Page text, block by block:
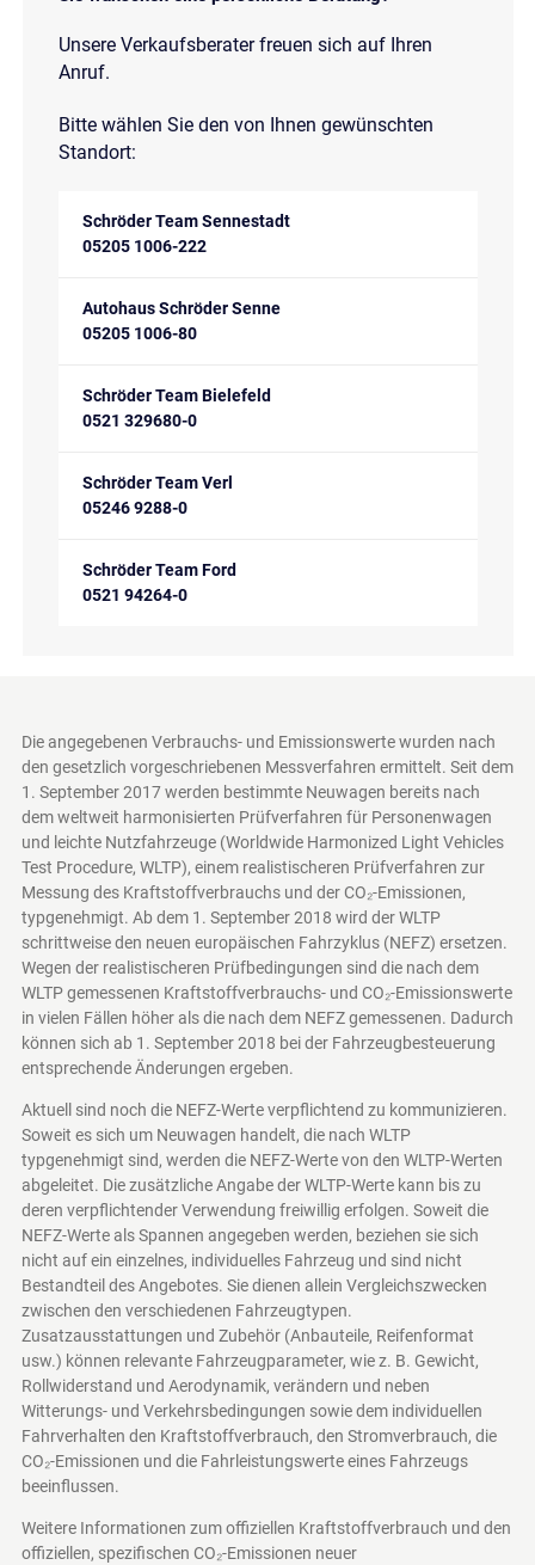
Unsere Verkaufsberater freuen sich auf Ihren
Anruf.
Bitte wählen Sie den von Ihnen gewünschten
Standort:
Schröder Team Sennestadt
05205 1006-222
Autohaus Schröder Senne
05205 1006-80
Schröder Team Bielefeld
0521 329680-0
Schröder Team Verl
05246 9288-0
Schröder Team Ford
0521 94264-0
Die angegebenen Verbrauchs- und Emissionswerte wurden nach
den gesetzlich vorgeschriebenen Messverfahren ermittelt. Seit dem
1. September 2017 werden bestimmte Neuwagen bereits nach
dem weltweit harmonisierten Prüfverfahren für Personenwagen
und leichte Nutzfahrzeuge (Worldwide Harmonized Light Vehicles
Test Procedure, WLTP), einem realistischeren Prüfverfahren zur
Messung des Kraftstoffverbrauchs und der CO₂-Emissionen,
typgenehmigt. Ab dem 1. September 2018 wird der WLTP
schrittweise den neuen europäischen Fahrzyklus (NEFZ) ersetzen.
Wegen der realistischeren Prüfbedingungen sind die nach dem
WLTP gemessenen Kraftstoffverbrauchs- und CO₂-Emissionswerte
in vielen Fällen höher als die nach dem NEFZ gemessenen. Dadurch
können sich ab 1. September 2018 bei der Fahrzeugbesteuerung
entsprechende Änderungen ergeben.
Aktuell sind noch die NEFZ-Werte verpflichtend zu kommunizieren.
Soweit es sich um Neuwagen handelt, die nach WLTP
typgenehmigt sind, werden die NEFZ-Werte von den WLTP-Werten
abgeleitet. Die zusätzliche Angabe der WLTP-Werte kann bis zu
deren verpflichtender Verwendung freiwillig erfolgen. Soweit die
NEFZ-Werte als Spannen angegeben werden, beziehen sie sich
nicht auf ein einzelnes, individuelles Fahrzeug und sind nicht
Bestandteil des Angebotes. Sie dienen allein Vergleichszwecken
zwischen den verschiedenen Fahrzeugtypen.
Zusatzausstattungen und Zubehör (Anbauteile, Reifenformat
usw.) können relevante Fahrzeugparameter, wie z. B. Gewicht,
Rollwiderstand und Aerodynamik, verändern und neben
Witterungs- und Verkehrsbedingungen sowie dem individuellen
Fahrverhalten den Kraftstoffverbrauch, den Stromverbrauch, die
CO₂-Emissionen und die Fahrleistungswerte eines Fahrzeugs
beeinflussen.
Weitere Informationen zum offiziellen Kraftstoffverbrauch und den
offiziellen, spezifischen CO₂-Emissionen neuer